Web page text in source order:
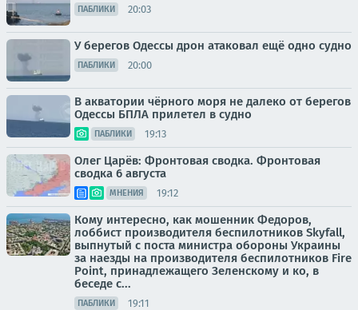
ПАБЛИКИ 20:03
У берегов Одессы дрон атаковал ещё одно судно
ПАБЛИКИ 20:00
В акватории чёрного моря не далеко от берегов
Одессы БПЛА прилетел в судно
ПАБЛИКИ 19:13
Олег Царёв: Фронтовая сводка. Фронтовая
сводка 6 августа
МНЕНИЯ 19:12
Кому интересно, как мошенник Федоров,
лоббист производителя беспилотников Skyfall,
выпнутый с поста министра обороны Украины
за наезды на производителя беспилотников Fire
Point, принадлежащего Зеленскому и ко, в
беседе с...
ПАБЛИКИ 19:11